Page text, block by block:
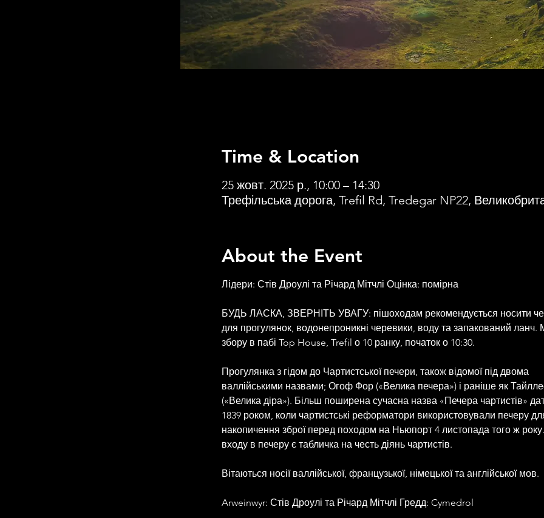
Time & Location
25 жовт. 2025 р., 10:00 – 14:30
Трефільська дорога, Trefil Rd, Tredegar NP22,
About the Event
Лідери: Стів Дроулі та Річард Мітчлі Оцінка: помірна
БУДЬ ЛАСКА, ЗВЕРНІТЬ УВАГУ: пішоходам рекомендується носити
для прогулянок, водонепроникні черевики, воду та запакований ланч.
збору в пабі Top House, Trefil о 10 ранку, початок о 10:30.
Прогулянка з гідом до Чартистської печери, також відомої під двома
валлійськими назвами; Огоф Фор («Велика печера») і раніше як
(«Велика діра»). Більш поширена сучасна назва «Печера чартистів»
1839 роком, коли чартистські реформатори використовували печеру
накопичення зброї перед походом на Ньюпорт 4 листопада того ж
входу в печеру є табличка на честь діянь чартистів.
Вітаються носії валлійської, французької, німецької та англійської мов.
Arweinwyr: Стів Дроулі та Річард Мітчлі Гредд: Cymedrol